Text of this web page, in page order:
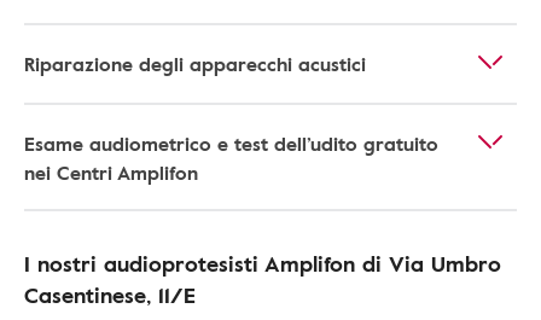
Riparazione degli apparecchi acustici
Esame audiometrico e test dell’udito gratuito
nei Centri Amplifon
I nostri audioprotesisti Amplifon di Via Umbro
Casentinese, 11/E